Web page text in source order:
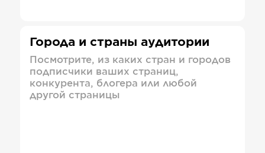
Города и страны аудитории
Посмотрите, из каких стран и городов
подписчики ваших страниц,
конкурента, блогера или любой
другой страницы